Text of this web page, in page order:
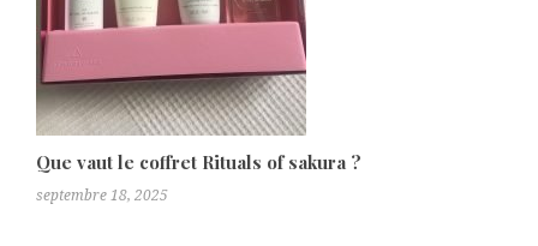
Que vaut le coffret Rituals of sakura ?
septembre 18, 2025